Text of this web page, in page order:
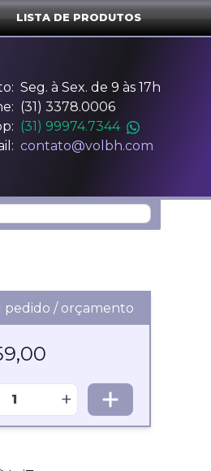
LISTA DE PRODUTOS
Seg. à Sex. de 9 às 17h
(31) 3378.0006
(31) 99974.7344
contato@volbh.com
pedido / orçamento
+